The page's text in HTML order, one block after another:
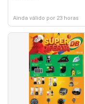
Ainda válido por 23 horas